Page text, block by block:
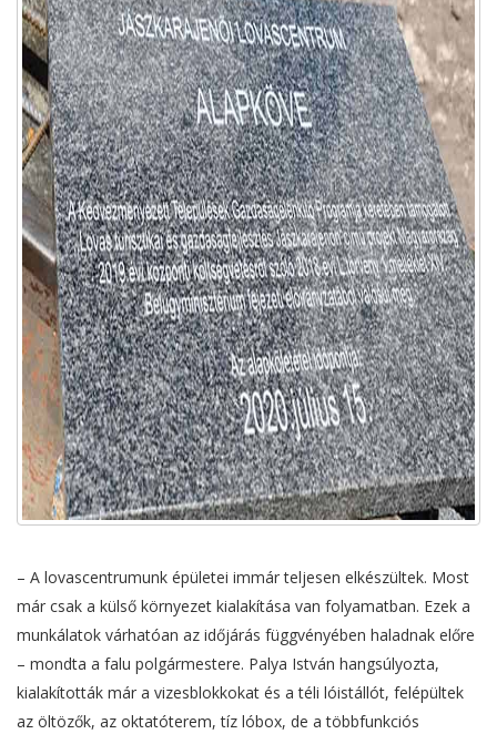
– A lovascentrumunk épületei immár teljesen elkészültek. Most
már csak a külső környezet kialakítása van folyamatban. Ezek a
munkálatok várhatóan az időjárás függvényében haladnak előre
– mondta a falu polgármestere. Palya István hangsúlyozta,
kialakították már a vizesblokkokat és a téli lóistállót, felépültek
az öltözők, az oktatóterem, tíz lóbox, de a többfunkciós